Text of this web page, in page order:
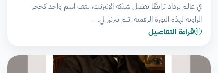
في عالم يزداد ترابطًا بفضل شبكة الإنترنت، يقف اسم واحد كحجر
الزاوية لهذه الثورة الرقمية: تيم بيرنرز لي.…
قراءة التفاصيل